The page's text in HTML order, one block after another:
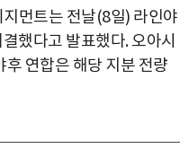
먼트는 전날(8일) 라인야
했다고 발표했다. 오아시
연합은 해당 지분 전량